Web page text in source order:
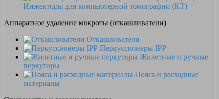
Инжекторы для компьютерной томографии (КТ)
Аппаратное удаление мокроты (откашливатели)
Откашливатели
Перкуссионеры IPP
Жилетные и ручные
перкуторы
Пояса и расходные
материалы